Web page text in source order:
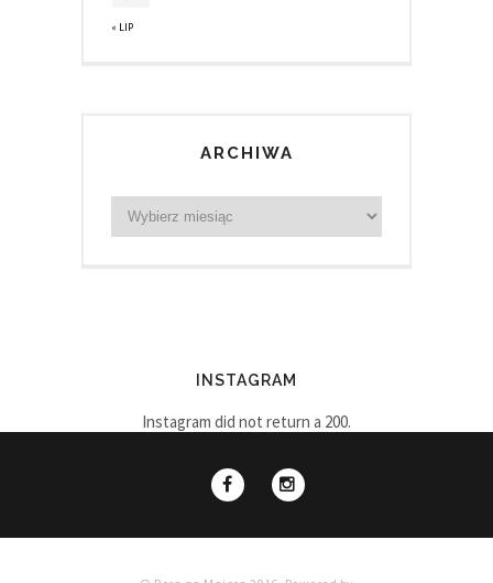
« LIP
ARCHIWA
INSTAGRAM
Instagram did not return a 200.